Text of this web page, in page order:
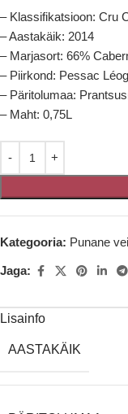
– Klassifikatsioon: Cru
– Aastakäik: 2014
– Marjasort: 66%
– Piirkond: Pessac
– Päritolumaa:
– Maht: 0,75L
Kategooria: Punane
Jaga:
Lisainfo
AASTAKÄIK